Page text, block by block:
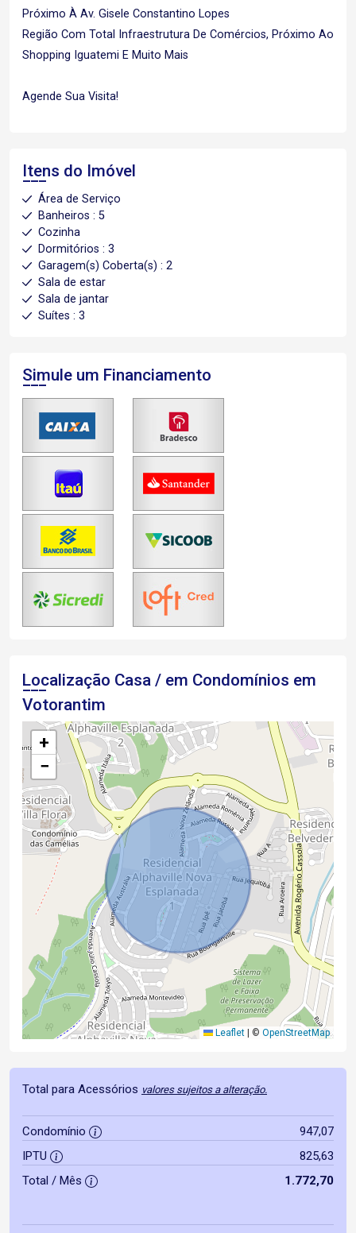
Próximo À Av. Gisele Constantino Lopes
Região Com Total Infraestrutura De Comércios, Próximo Ao
Shopping Iguatemi E Muito Mais
Agende Sua Visita!
Itens do Imóvel
Área de Serviço
Banheiros : 5
Cozinha
Dormitórios : 3
Garagem(s) Coberta(s) : 2
Sala de estar
Sala de jantar
Suítes : 3
Simule um Financiamento
Localização Casa / em Condomínios em
Votorantim
+
−
Leaflet © OpenStreetMap
Total para Acessórios valores sujeitos a alteração.
Condomínio
947,07
IPTU
825,63
Total / Mês
1.772,70